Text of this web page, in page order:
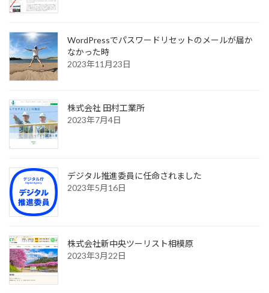
WordPressでパスワードリセットのメールが届か
なかった時
2023年11月23日
株式会社 田村工業所
2023年7月4日
デジタル推進委員に任命されました
2023年5月16日
株式会社新中央ツーリスト相模原
2023年3月22日